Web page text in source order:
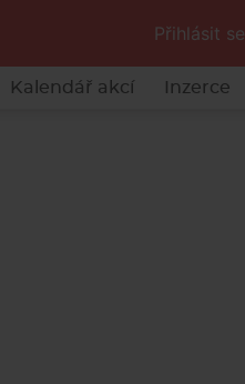
Přihlásit se
Kalendář akcí Inzerce